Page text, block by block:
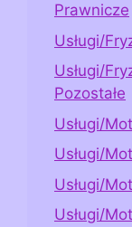
Prawnicze
Usługi/
Usługi/
Pozostałe
Usługi/
Usługi/
Usługi/
Usługi/